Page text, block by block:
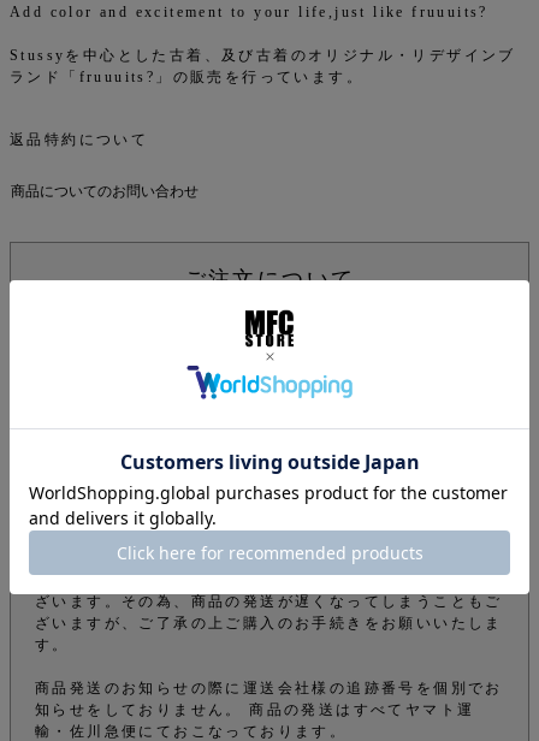
Add color and excitement to your life,just like fruuuits?
Stussyを中心とした古着、及び古着のオリジナル・リデザインブ
ランド「fruuuits?」の販売を行っています。
返品特約について
商品についてのお問い合わせ
ご注文について
下記注意事項をお読みになってから商品のご購入手続きをお
info@mfc-store.com から確認メールが届きます。 迷惑
メールフィルターの設定をされている場合は 受信可能設定
オンラインショップの商品は実店舗でも販売しているため、
ご注文確定後でもタイミングにより在庫がない場合がござい
ます。できる限りそのようなことがないよう管理しておりま
すが、予めご了承下さい。
商品をご購入のお客様のオーダー内容から弊社の審査によ
り、電話やメールなどでオーダーを確認させて頂くことがご
ざいます。その為、商品の発送が遅くなってしまうこともご
ざいますが、ご了承の上ご購入のお手続きをお願いいたしま
す。
商品発送のお知らせの際に運送会社様の追跡番号を個別でお
知らせをしておりません。 商品の発送はすべてヤマト運
輸・佐川急便にておこなっております。